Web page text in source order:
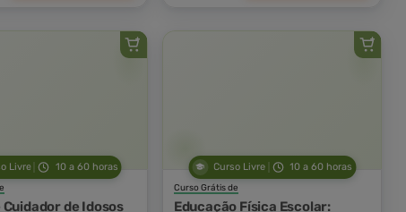
Livre 10 a 60 horas
Cuidador de Idosos
Curso Livre 10 a 60 horas
Curso Grátis de
Educação Física Escolar: